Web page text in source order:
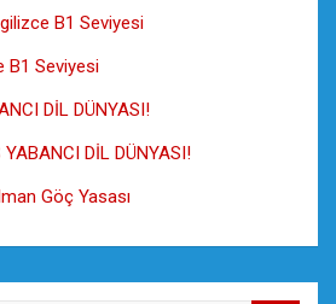
B1 Seviyesi
B1 Seviyesi
DİL DÜNYASI!
YABANCI DİL DÜNYASI!
Göç Yasası